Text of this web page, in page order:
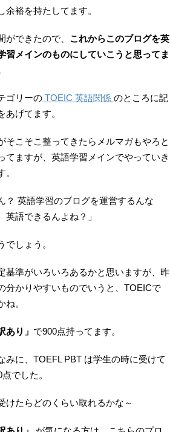
余裕を持たしてます。
ができたので、 これからこのブログを英
習メインのものにしていこうと思ってま
ゴリーの TOEIC 英語関係 のところに記
あげてます。
そこそこ整ってきたらメルマガもやろと
てますが、英語学習メインでやっていき
。
ん？ 英語学習のブログを運営するんな
英語できるんよね？」
でしょう。
基準がいろいろあるかと思いますが、昨
分かりやすいものでいうと、TOEICで
ね。
あり」 で900点持ってます。
みに、TOEFL PBT は学生の時に受けて
でした。
けたらどのくらい取れるかな～